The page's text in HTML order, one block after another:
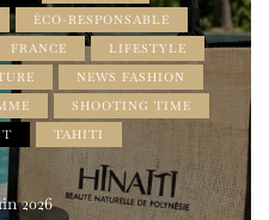
ÉCO-RESPONSABLE
FRANCE
LIFESTYLE
NEWS FASHION
SHOOTING TIME
TAHITI
2026